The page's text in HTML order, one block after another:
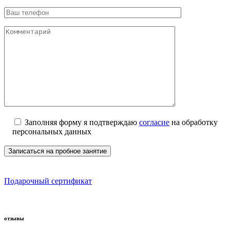
Заполняя форму я подтверждаю согласие на обработку
персональных данных
Подарочный сертификат
отзывы